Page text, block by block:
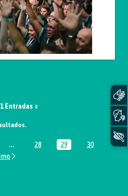
1 Entradas
...Páginas intermediárias Usar ABA
Página
28 Página
29 Página
30
Usar ABA para navegar.